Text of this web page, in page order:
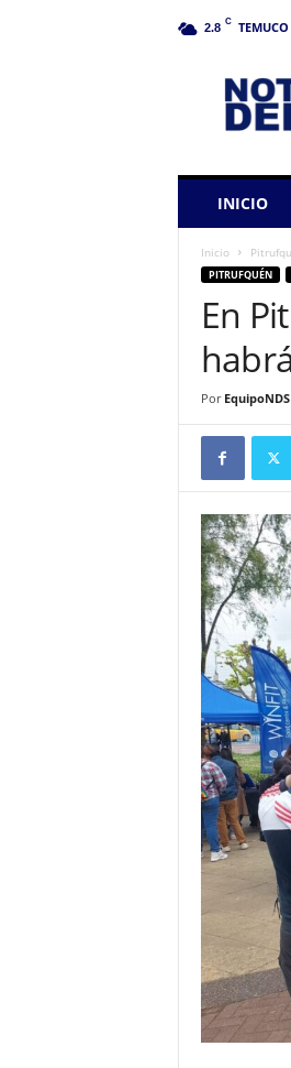
2.8 C TEMUCO
INICIO
Inicio
PITRUFQUÉN
En
Por EquipoNDS